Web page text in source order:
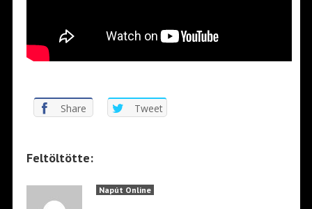
Share Tweet
Feltöltötte:
Napút Online